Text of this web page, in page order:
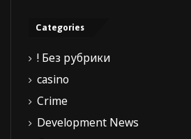
Categories
! Без рубрики
casino
Crime
Development News